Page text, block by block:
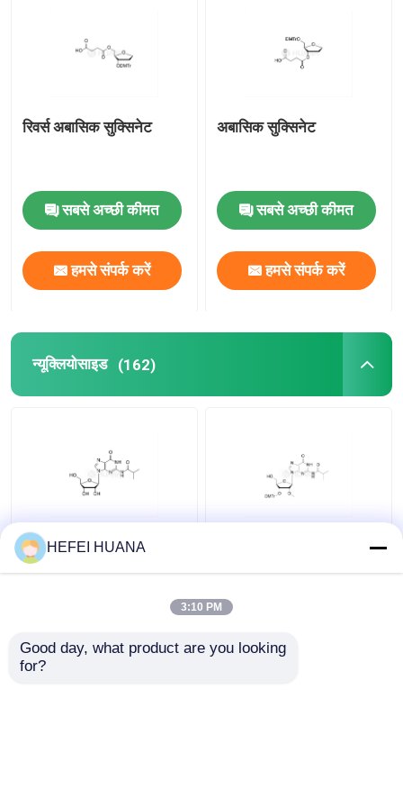
वितरण प्रणाली
रिवर्स अबासिक सुक्सिनेट
सबसे अच्छी कीमत
हमसे संपर्क करें
अबासिक सुक्सिनेट
सबसे अच्छी कीमत
हमसे संपर्क करें
न्यूक्लियोसाइड (162)
आरजी(आईबीयू)
3'-O-DMTr-2'-O-Me-rG
HEFEI HUANA
3:10 PM
Good day, what product are you looking
for?